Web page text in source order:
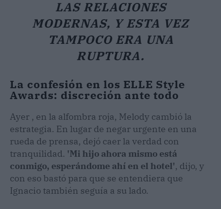
LAS RELACIONES
MODERNAS, Y ESTA VEZ
TAMPOCO ERA UNA
RUPTURA.
La confesión en los ELLE Style
Awards: discreción ante todo
Ayer , en la alfombra roja, Melody cambió la
estrategia. En lugar de negar urgente en una
rueda de prensa, dejó caer la verdad con
tranquilidad. 'Mi hijo ahora mismo está
conmigo, esperándome ahí en el hotel', dijo, y
con eso bastó para que se entendiera que
Ignacio también seguía a su lado.